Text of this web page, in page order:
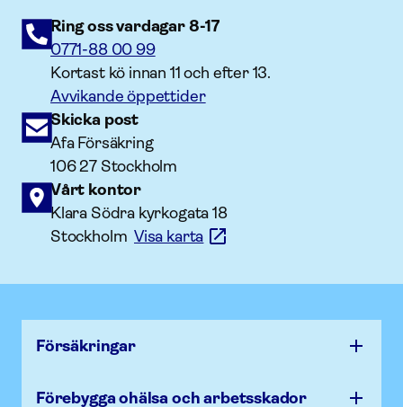
Ring oss vardagar 8-17
0771-88 00 99
Kortast kö innan 11 och efter 13.
Avvikande öppettider
Skicka post
Afa Försäkring
106 27 Stockholm
Vårt kontor
Klara Södra kyrkogata 18
StockholmVisa karta
Försäk­ringar
Förebygga ohälsa och arbets­skador